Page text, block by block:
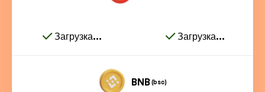
Загрузка... Загрузка...
BNB(bsc)